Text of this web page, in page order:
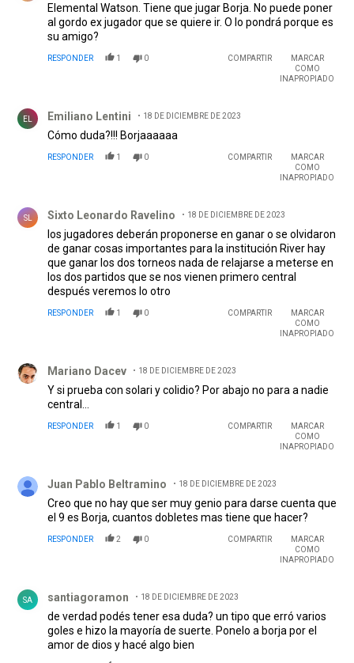
Elemental Watson. Tiene que jugar Borja. No puede poner
al gordo ex jugador que se quiere ir. O lo pondrá porque es
su amigo?
RESPONDER 1 0 COMPARTIR
MARCAR
COMO
INAPROPIADO
EL Emiliano Lentini 18 DE DICIEMBRE DE 2023
Cómo duda?!!! Borjaaaaaa
RESPONDER 1 0 COMPARTIR
MARCAR
COMO
INAPROPIADO
SL Sixto Leonardo Ravelino 18 DE DICIEMBRE DE 2023
los jugadores deberán proponerse en ganar o se olvidaron
de ganar cosas importantes para la institución River hay
que ganar los dos torneos nada de relajarse a meterse en
los dos partidos que se nos vienen primero central
después veremos lo otro
RESPONDER 1 0 COMPARTIR
MARCAR
COMO
INAPROPIADO
Mariano Dacev 18 DE DICIEMBRE DE 2023
Y si prueba con solari y colidio? Por abajo no para a nadie
central...
RESPONDER 1 0 COMPARTIR
MARCAR
COMO
INAPROPIADO
Juan Pablo Beltramino 18 DE DICIEMBRE DE 2023
Creo que no hay que ser muy genio para darse cuenta que
el 9 es Borja, cuantos dobletes mas tiene que hacer?
RESPONDER 2 0 COMPARTIR
MARCAR
COMO
INAPROPIADO
SA santiagoramon 18 DE DICIEMBRE DE 2023
de verdad podés tener esa duda? un tipo que erró varios
goles e hizo la mayoría de suerte. Ponelo a borja por el
amor de dios y hacé algo bien